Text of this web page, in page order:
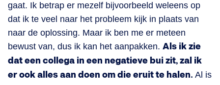
gaat. Ik betrap er mezelf bijvoorbeeld weleens op
dat ik te veel naar het probleem kijk in plaats van
naar de oplossing. Maar ik ben me er meteen
bewust van, dus ik kan het aanpakken. Als ik zie
dat een collega in een negatieve bui zit, zal ik
er ook alles aan doen om die eruit te halen. Al is